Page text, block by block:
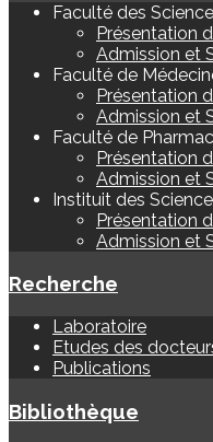
Faculté des
Présentation
Admission et
Faculté de
Présentation
Admission et
Faculté de
Présentation
Admission et
Instituit des
Présentation
Admission et
Recherche
Laboratoire
Etudes des
Publications
Bibliothèque